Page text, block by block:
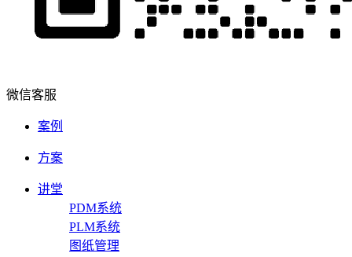
微信客服
案例
方案
讲堂
PDM系统
PLM系统
图纸管理